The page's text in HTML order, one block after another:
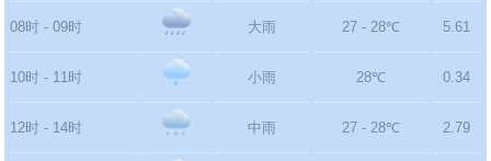
08时 - 09时 大雨 27 - 28℃ 5.61
10时 - 11时 小雨 28℃ 0.34
12时 - 14时 中雨 27 - 28℃ 2.79